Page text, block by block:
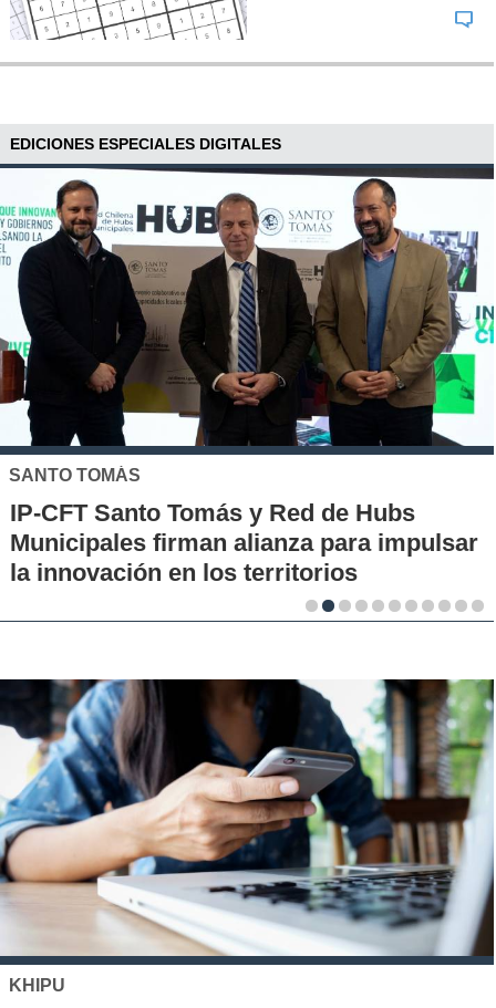
EDICIONES ESPECIALES DIGITALES
SANTO TOMÁS
IP-CFT Santo Tomás y Red de Hubs
Municipales firman alianza para impulsar
la innovación en los territorios
KHIPU